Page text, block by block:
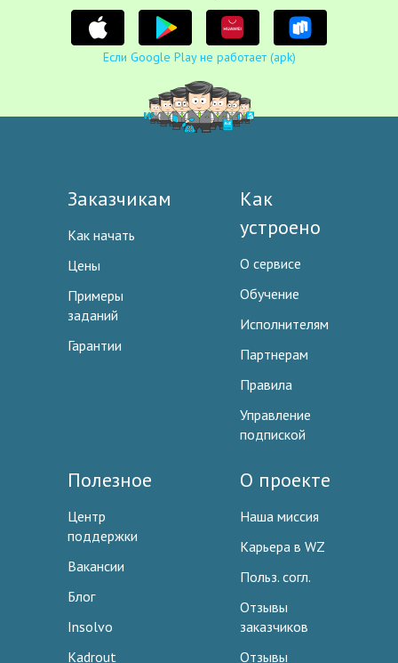
Если Google Play не работает (apk)
Заказчикам
Как начать
Цены
Примеры
заданий
Гарантии
Как
устроено
О сервисе
Обучение
Исполнителям
Партнерам
Правила
Управление
подпиской
Полезное
Центр
поддержки
Вакансии
Блог
Insolvo
Kadrout
О проекте
Наша миссия
Карьера в WZ
Польз. согл.
Отзывы
заказчиков
Отзывы